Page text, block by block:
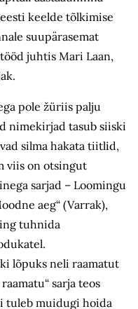
keelde tõlkimise
suupärasemat
juhtis Mari Laan,
pole žüriis palju
nimekirjad tasub siiski
silma hakata tiitlid,
viis on otsingut
sarjad – Loomingu
aeg“ (Varrak),
tuhnida
lõpuks neli raamatut
sarja teos
tuleb muidugi hoida